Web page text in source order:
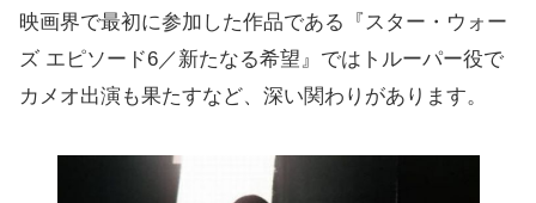
映画界で最初に参加した作品である『スター・ウォー
ズ エピソード6／新たなる希望』ではトルーパー役で
カメオ出演も果たすなど、深い関わりがあります。